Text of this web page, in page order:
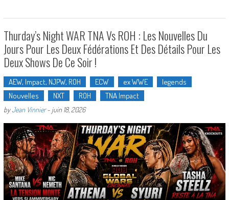
Thurday’s Night WAR TNA Vs ROH : Les Nouvelles Du
Jours Pour Les Deux Fédérations Et Des Détails Pour Les
Deux Shows De Ce Soir !
AEW, Impact, NJPW, ROH ECW ex WWE
legends
Nouvelles
NXT ROH TNA Impact
byJean Vinnier- juin 18, 2026